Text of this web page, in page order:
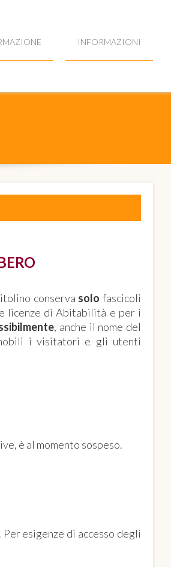
INFORMAZIONI
conserva solo fascicoli
licenze di Abitabilità e per i
, anche il nome del
i visitatori e gli utenti
è al momento sospeso.
esigenze di accesso degli